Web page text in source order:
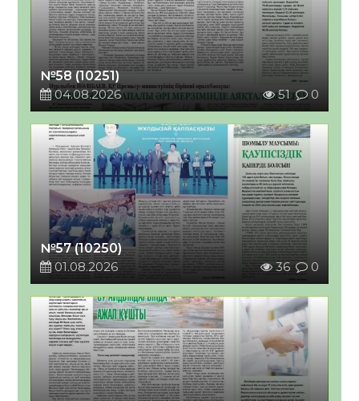
№58 (10251)
04.08.2026
51 0
№57 (10250)
01.08.2026
36 0